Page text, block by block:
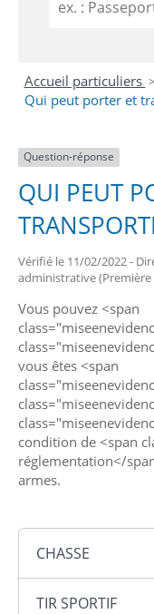
Accueil particuliers >
Qui peut porter et
Question-réponse
QUI PEUT
Vérifié le 11/02/2022 -
administrative
Vous pouvez <span
vous êtes <span
condition de <span
réglementation</
armes.
CHASSE
TIR SPORTIF